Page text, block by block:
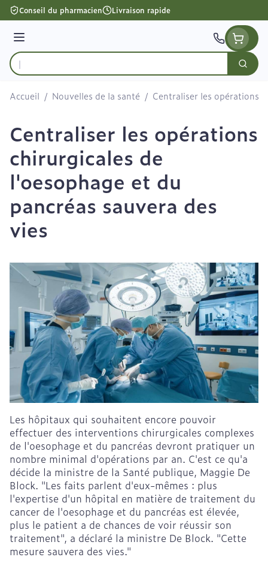
Aller au contenu
Conseil du pharmacien Livraison rapide
Menu
Rechercher
Accueil / Nouvelles de la santé / Centraliser les opérations
Centraliser les opérations
chirurgicales de
l'oesophage et du
pancréas sauvera des
vies
Les hôpitaux qui souhaitent encore pouvoir
effectuer des interventions chirurgicales complexes
de l'oesophage et du pancréas devront pratiquer un
nombre minimal d'opérations par an. C'est ce qu'a
décide la ministre de la Santé publique, Maggie De
Block. "Les faits parlent d'eux-mêmes : plus
l'expertise d'un hôpital en matière de traitement du
cancer de l'oesophage et du pancréas est élevée,
plus le patient a de chances de voir réussir son
traitement", a déclaré la ministre De Block. "Cette
mesure sauvera des vies."